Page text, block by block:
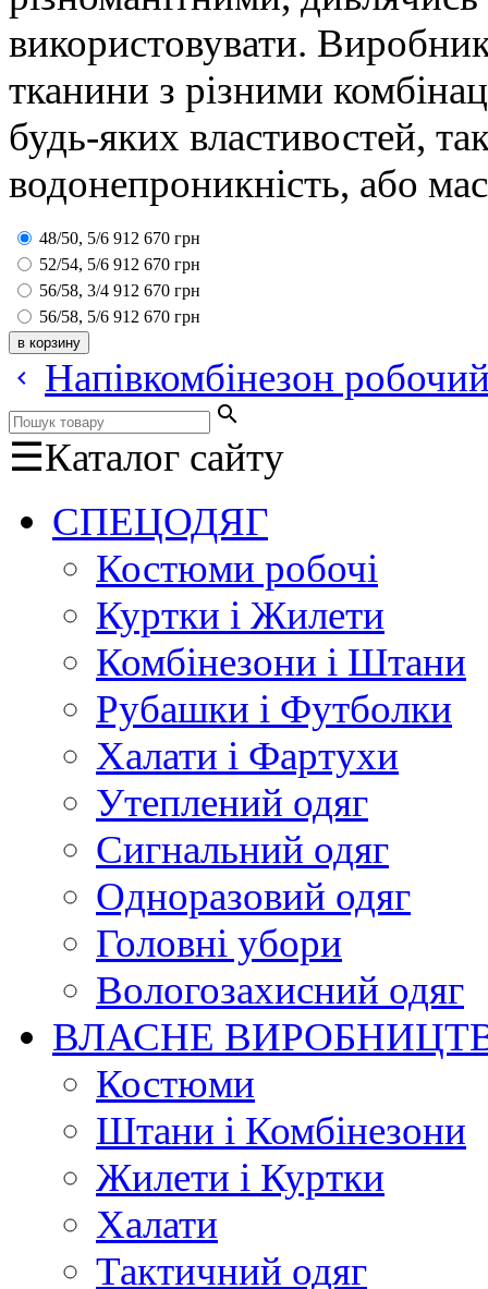
використовувати.
тканини з різними
будь-яких властивостей,
водонепроникність, або
48/50, 5/6 912 670 грн
52/54, 5/6 912 670 грн
56/58, 3/4 912 670 грн
56/58, 5/6 912 670 грн
keyboard_arrow_left Напівкомбінезон
search
☰Каталог сайту
СПЕЦОДЯГ
Костюми робочі
Куртки і Жилети
Комбінезони і Штани
Рубашки і Футболки
Халати і Фартухи
Утеплений одяг
Сигнальний одяг
Одноразовий одяг
Головні убори
Вологозахисний одяг
ВЛАСНЕ
Костюми
Штани і Комбінезони
Жилети і Куртки
Халати
Тактичний одяг